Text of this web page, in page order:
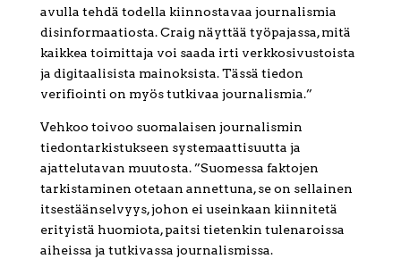
avulla tehdä todella kiinnostavaa journalismia
disinformaatiosta. Craig näyttää työpajassa, mitä
kaikkea toimittaja voi saada irti verkkosivustoista
ja digitaalisista mainoksista. Tässä tiedon
verifiointi on myös tutkivaa journalismia.”
Vehkoo toivoo suomalaisen journalismin
tiedontarkistukseen systemaattisuutta ja
ajattelutavan muutosta. ”Suomessa faktojen
tarkistaminen otetaan annettuna, se on sellainen
itsestäänselvyys, johon ei useinkaan kiinnitetä
erityistä huomiota, paitsi tietenkin tulenaroissa
aiheissa ja tutkivassa journalismissa.